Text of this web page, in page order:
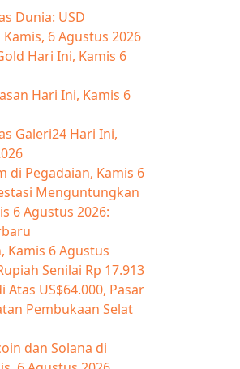
Dunia: USD
6 Agustus 2026
Hari Ini, Kamis 6
Hari Ini, Kamis 6
Galeri24 Hari Ini,
di Pegadaian, Kamis 6
Menguntungkan
6 Agustus 2026:
Kamis 6 Agustus
Senilai Rp 17.913
US$64.000, Pasar
Pembukaan Selat
dan Solana di